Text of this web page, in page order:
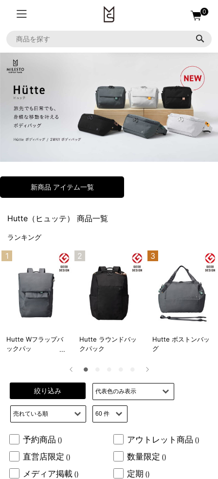
0
新商品 アイテム一覧
Hutte（ヒュッテ） 商品一覧
ランキング
1
Hutte Wフラップバ
ックパッ
2
Hutte ラウンドバッ
クパック
3
Hutte ボストンバッ
グ
絞り込み
予約商品 () アウトレット商品 ()
直営店限定 () 数量限定 ()
メディア掲載 () 定期 ()